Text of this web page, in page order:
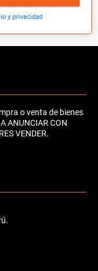
y privacidad
o venta de bienes
ANUNCIAR CON
VENDER.